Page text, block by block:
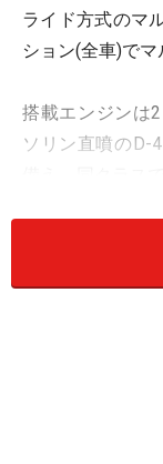
ライド方式のマ
ション(全車)でマ
搭載エンジンは
ソリン直噴のD-
14.2km/L(FF)を
行してクリアし